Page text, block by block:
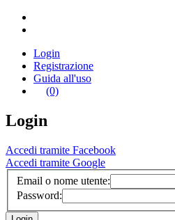
Login
Registrazione
Guida all'uso
(0)
Login
Accedi tramite Facebook
Accedi tramite Google
Email o nome utente:
Password: